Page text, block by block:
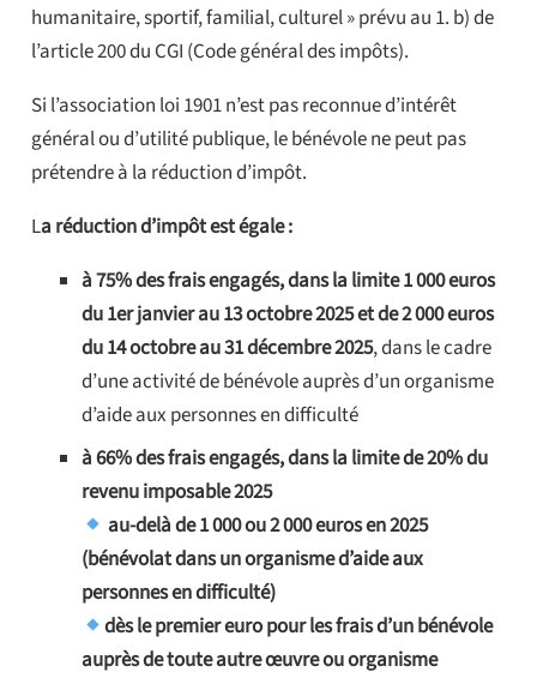
humanitaire, sportif, familial, culturel » prévu au 1. b) de
l’article 200 du CGI (Code général des impôts).
Si l’association loi 1901 n’est pas reconnue d’intérêt
général ou d’utilité publique, le bénévole ne peut pas
prétendre à la réduction d’impôt.
La réduction d’impôt est égale :
à 75% des frais engagés, dans la limite 1 000 euros
du 1er janvier au 13 octobre 2025 et de 2 000 euros
du 14 octobre au 31 décembre 2025, dans le cadre
d’une activité de bénévole auprès d’un organisme
d’aide aux personnes en difficulté
à 66% des frais engagés, dans la limite de 20% du
revenu imposable 2025
au-delà de 1 000 ou 2 000 euros en 2025
(bénévolat dans un organisme d’aide aux
personnes en difficulté)
dès le premier euro pour les frais d’un bénévole
auprès de toute autre œuvre ou organisme